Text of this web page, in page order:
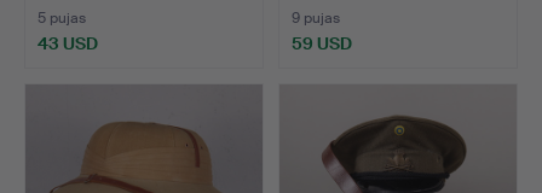
5 pujas
43 USD
9 pujas
59 USD